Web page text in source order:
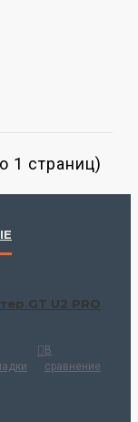
1 страниц)
GT U2 PRO
В
сравнение